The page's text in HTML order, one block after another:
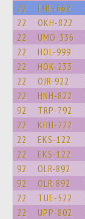
22 EHE-662
22 OKH-822
22 UMO-336
22 HOL-999
22 HOK-233
22 OJR-922
22 HNH-822
92 TRP-792
22 KHH-222
22 EKS-122
22 EKS-122
92 OLR-892
92 OLR-892
22 TUE-522
22 UPP-802